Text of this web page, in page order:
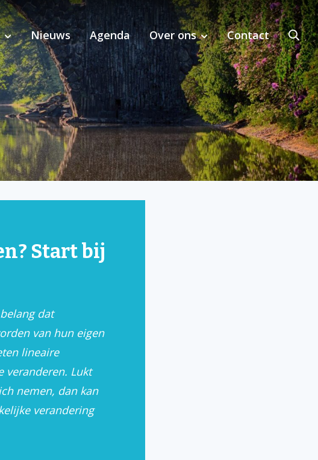
bij MKI-toepassing in de regio
menukaart hergebruik uit afval – voor gemeenten
Nieuws Agenda Over ons Contact
Start bij
dat
van hun eigen
lineaire
veranderen. Lukt
nemen, dan kan
verandering